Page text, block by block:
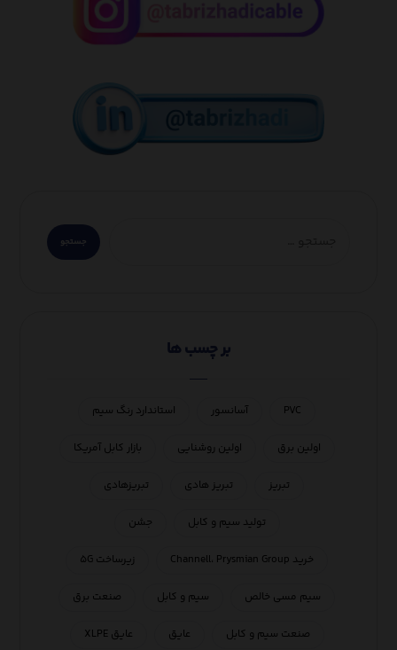
بر چسب ها
PVC آسانسور استاندارد رنگ سیم
اولین برق اولین روشنایی بازار کابل آمریکا
تبریز تبریز هادی تبریزهادی
تولید سیم و کابل جشن
خرید Channell، Prysmian Group زیرساخت ۵G
سیم مسی خالص سیم و کابل صنعت برق
صنعت سیم و کابل عایق عایق XLPE